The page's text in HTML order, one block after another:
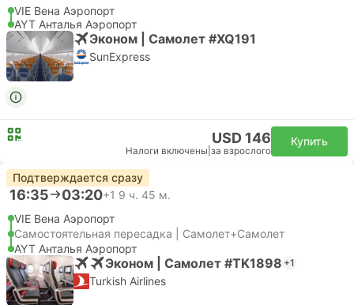
VIE Вена Аэропорт
AYT Анталья Аэропорт
Эконом | Самолет #XQ191
SunExpress
USD 146
Налоги включены за взрослого
Купить
Подтверждается сразу
16:35 03:20+1 9 ч. 45 м.
VIE Вена Аэропорт
Самостоятельная пересадка | Самолет+Самолет
AYT Анталья Аэропорт
Эконом | Самолет #TK1898 +1
Turkish Airlines